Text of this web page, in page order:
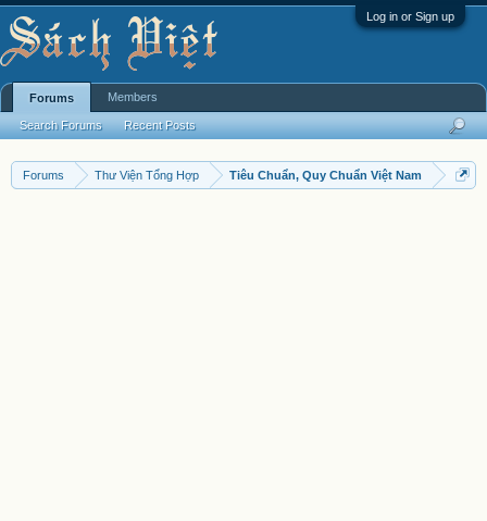
Log in or Sign up
Forums Thư Viện Tổng Hợp Tiêu Chuẩn, Quy Chuẩn Việt Nam
Forums
Search Forums Recent Posts
Members